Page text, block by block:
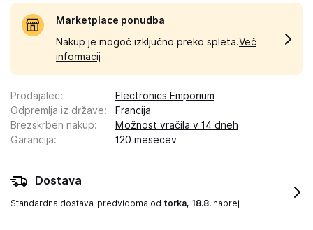
Marketplace ponudba
Nakup je mogoč izključno preko spleta.Več
informacij
Prodajalec:
Electronics Emporium
Odpremlja iz države:
Francija
Brezskrben nakup:
Možnost vračila v 14 dneh
Garancija: 120 mesecev
Dostava
Standardna dostava predvidoma od torka, 18.8. naprej